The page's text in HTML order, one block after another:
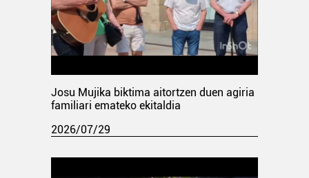
Josu Mujika biktima aitortzen duen agiria
familiari emateko ekitaldia
2026/07/29